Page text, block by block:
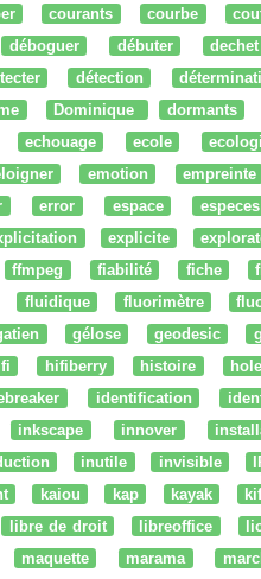
courants courbe
déboguer débuter dechet
détection
Dominique dormants
echouage ecole
emotion empreinte
error espace especes
explicite
ffmpeg fiabilité fiche
fluidique fluorimètre
gélose geodesic
hifiberry histoire hole
identification
inkscape innover
inutile invisible
kaiou kap kayak
libre de droit libreoffice
maquette marama